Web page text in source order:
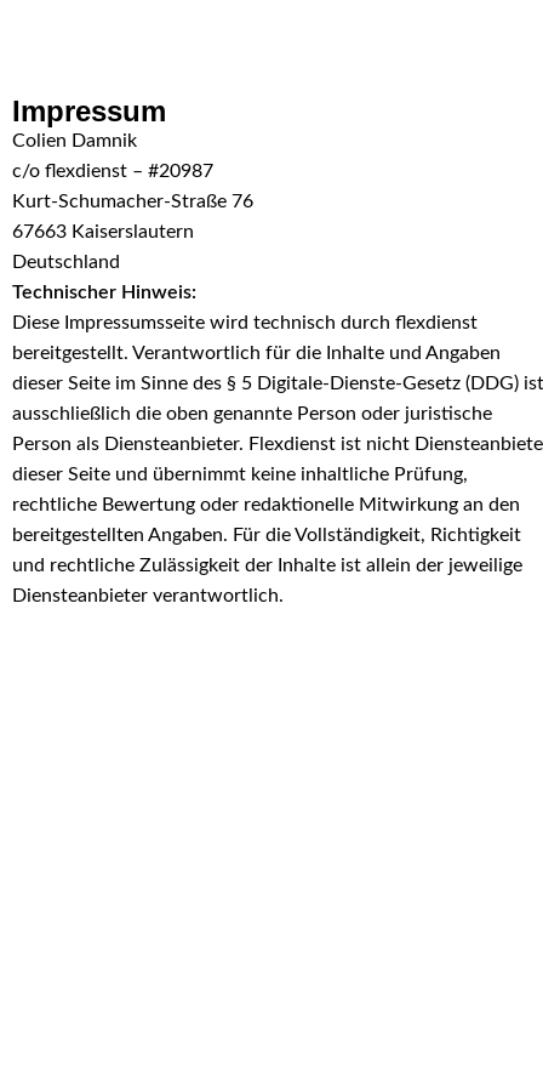
Impressum
Colien Damnik
c/o flexdienst – #20987
Kurt-Schumacher-Straße 76
67663 Kaiserslautern
Deutschland
Technischer Hinweis:
Diese Impressumsseite wird technisch durch flexdienst
bereitgestellt. Verantwortlich für die Inhalte und Angaben
dieser Seite im Sinne des § 5 Digitale-Dienste-Gesetz (DDG) ist
ausschließlich die oben genannte Person oder juristische
Person als Diensteanbieter. Flexdienst ist nicht
dieser Seite und übernimmt keine inhaltliche Prüfung,
rechtliche Bewertung oder redaktionelle Mitwirkung an den
bereitgestellten Angaben. Für die Vollständigkeit, Richtigkeit
und rechtliche Zulässigkeit der Inhalte ist allein der jeweilige
Diensteanbieter verantwortlich.